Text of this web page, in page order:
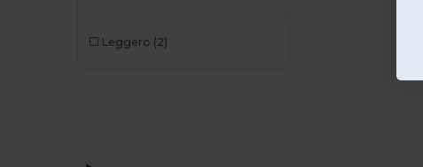
Leggero (2)